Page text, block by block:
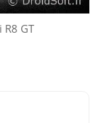
R8 GT